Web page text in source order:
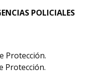
POLICIALES
Protección.
Protección.